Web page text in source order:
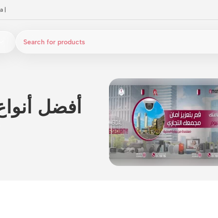
أفضل